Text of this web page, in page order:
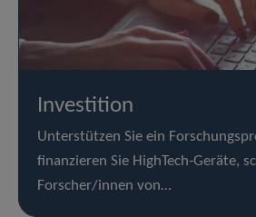
Investition
Unterstützen Sie ein
finanzieren Sie HighTech-Geräte,
Forscher/innen von…